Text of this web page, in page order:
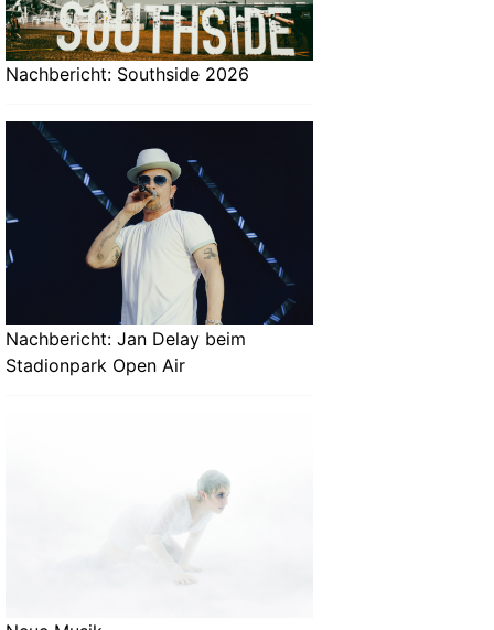
Nachbericht: Southside 2026
Nachbericht: Jan Delay beim
Stadionpark Open Air